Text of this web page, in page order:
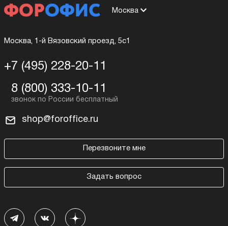
Москва
Москва, 1-й Вязовский проезд, 5с1
+7 (495) 228-20-11
8 (800) 333-10-11
shop@foroffice.ru
Перезвоните мне
Задать вопрос